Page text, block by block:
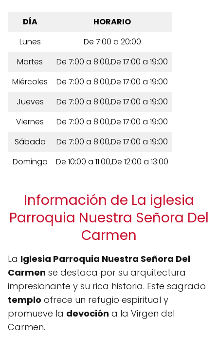
DÍA
HORARIO
Lunes
De 7:00 a 20:00
Martes
De 7:00 a 8:00,De 17:00 a 19:00
Miércoles
De 7:00 a 8:00,De 17:00 a 19:00
Jueves
De 7:00 a 8:00,De 17:00 a 19:00
Viernes
De 7:00 a 8:00,De 17:00 a 19:00
Sábado
De 7:00 a 8:00,De 17:00 a 19:00
Domingo
De 10:00 a 11:00,De 12:00 a 13:00
Información de La iglesia
Parroquia Nuestra Señora Del
Carmen
La Iglesia Parroquia Nuestra Señora Del
Carmen se destaca por su arquitectura
impresionante y su rica historia. Este sagrado
templo ofrece un refugio espiritual y
promueve la devoción a la Virgen del
Carmen.